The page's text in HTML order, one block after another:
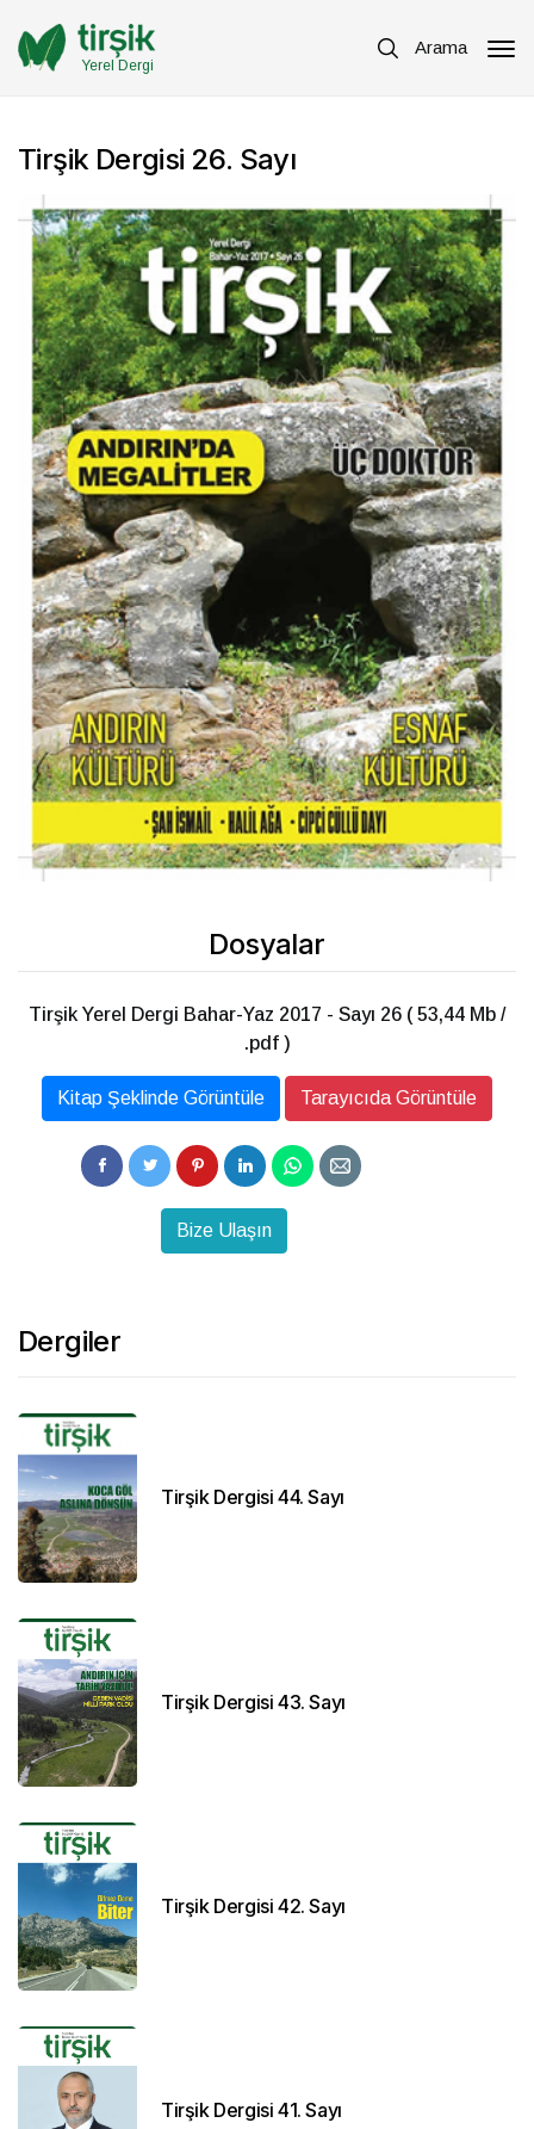
Yerel Dergi
Arama
Tirşik Dergisi 26. Sayı
Dosyalar
Tirşik Yerel Dergi Bahar-Yaz 2017 - Sayı 26 ( 53,44 Mb /
.pdf )
Kitap Şeklinde Görüntüle Tarayıcıda Görüntüle
Bize Ulaşın
Dergiler
Tirşik Dergisi 44. Sayı
Tirşik Dergisi 43. Sayı
Tirşik Dergisi 42. Sayı
Tirşik Dergisi 41. Sayı